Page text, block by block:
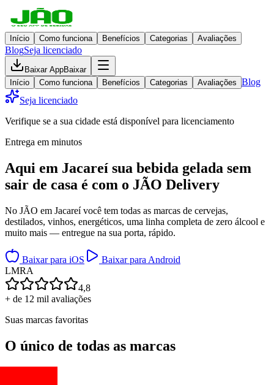
Início Como funciona Benefícios Categorias Avaliações
BlogSeja licenciado
Baixar AppBaixar
Início
Como funciona Benefícios Categorias Avaliações Blog
Seja licenciado
Verifique se a sua cidade está disponível para licenciamento
Entrega em minutos
Aqui em Jacareí sua bebida gelada sem
sair de casa é com o JÃO Delivery
No JÃO em Jacareí você tem todas as marcas de cervejas,
destilados, vinhos, energéticos, uma linha completa de zero álcool e
muito mais — entregue na sua porta, rápido.
Baixar para iOS
Baixar para Android
LMRA
4,8
+ de 12 mil avaliações
Suas marcas favoritas
O único de todas as marcas